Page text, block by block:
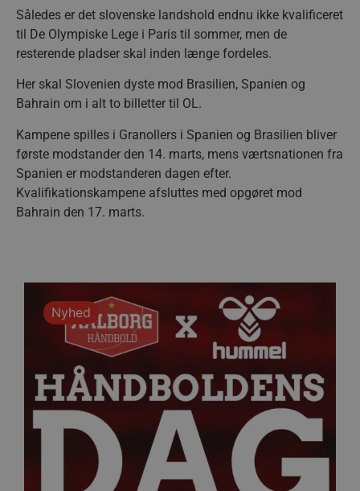
Således er det slovenske landshold endnu ikke kvalificeret
til De Olympiske Lege i Paris til sommer, men de
resterende pladser skal inden længe fordeles.
Her skal Slovenien dyste mod Brasilien, Spanien og
Bahrain om i alt to billetter til OL.
Kampene spilles i Granollers i Spanien og Brasilien bliver
første modstander den 14. marts, mens værtsnationen fra
Spanien er modstanderen dagen efter.
Kvalifikationskampene afsluttes med opgøret mod
Bahrain den 17. marts.
Nyhed